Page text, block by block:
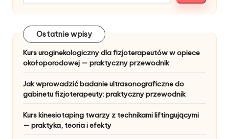
Ostatnie wpisy
Kurs uroginekologiczny dla fizjoterapeutów w opiece
okołoporodowej — praktyczny przewodnik
Jak wprowadzić badanie ultrasonograficzne do
gabinetu fizjoterapeuty: praktyczny przewodnik
Kurs kinesiotaping twarzy z technikami liftingującymi
— praktyka, teoria i efekty